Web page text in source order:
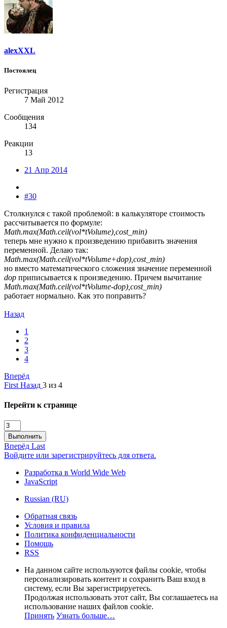
alexXXL
Постоялец
Регистрация
7 Май 2012
Сообщения
134
Реакции
13
21 Апр 2014
#30
Столкнулся с такой проблемой: в калькуляторе стоимость
рассчитывается по формуле:
Math.max(Math.ceil(vol*tVolume),cost_min)
теперь мне нужно к произведению прибавить значения
переменной. Делаю так:
Math.max(Math.ceil(vol*tVolume+dop),cost_min)
но вместо математического сложения значение переменной
dop приписывается к произведению. Причем вычитание
Math.max(Math.ceil(vol*tVolume-dop),cost_min)
работает нормально. Как это поправить?
Назад
1
2
3
4
Вперёд
First Назад 3 из 4
Перейти к странице
Выполнить
Вперёд Last
Войдите или зарегистрируйтесь для ответа.
Разработка в World Wide Web
JavaScript
Russian (RU)
Обратная связь
Условия и правила
Политика конфиденциальности
Помощь
RSS
На данном сайте используются файлы cookie, чтобы
персонализировать контент и сохранить Ваш вход в
систему, если Вы зарегистрируетесь.
Продолжая использовать этот сайт, Вы соглашаетесь на
использование наших файлов cookie.
Принять Узнать больше…